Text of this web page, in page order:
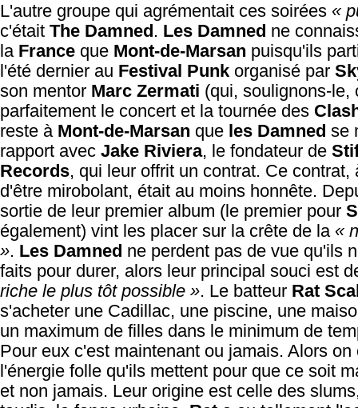
L'autre groupe qui agrémentait ces soirées «
c'était The Damned. Les Damned ne
la France que Mont-de-Marsan puisqu'ils
l'été dernier au Festival Punk organisé par
son mentor Marc Zermati (qui, soulignons-le,
parfaitement le concert et la tournée des
reste à Mont-de-Marsan que les Damned se
rapport avec Jake Riviera, le fondateur de
Records, qui leur offrit un contrat. Ce contrat,
d'être mirobolant, était au moins honnête.
sortie de leur premier album (le premier pour
également) vint les placer sur la crête de la «
». Les Damned ne perdent pas de vue qu'ils
faits pour durer, alors leur principal souci est
riche le plus tôt possible ». Le batteur Rat
s'acheter une Cadillac, une piscine, une
un maximum de filles dans le minimum de
Pour eux c'est maintenant ou jamais. Alors on
l'énergie folle qu'ils mettent pour que ce soit
et non jamais. Leur origine est celle des